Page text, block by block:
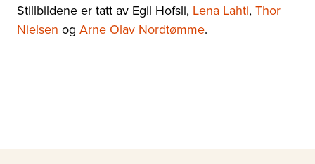
Stillbildene er tatt av Egil Hofsli, Lena Lahti, Thor
Nielsen og Arne Olav Nordtømme.